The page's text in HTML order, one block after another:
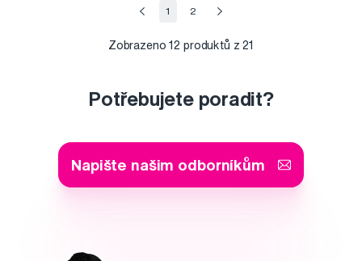
1 2
Zobrazeno12 produktů z 21
Potřebujete poradit?
Napište našim odborníkům